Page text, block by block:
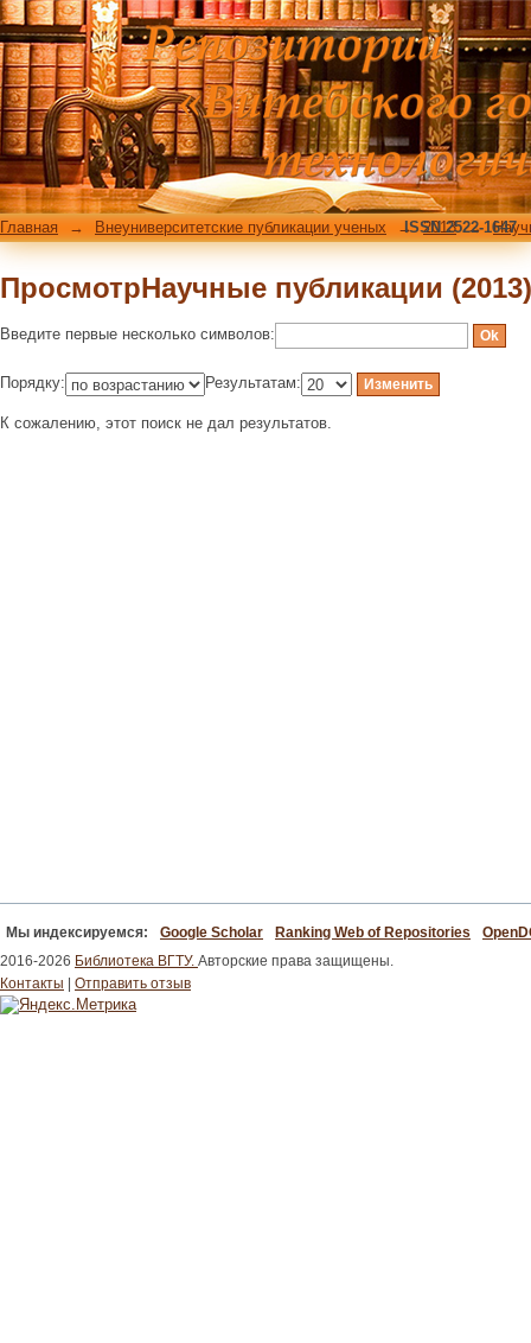
ПросмотрНаучные публикации
Главная → Внеуниверситетские публикации ученых → 2013 →
ISSN 2522-1647
ПросмотрНаучные публикации
Введите первые несколько символов:
Порядку: Результатам:
К сожалению, этот поиск не дал результатов.
Мы индексируемся: Google Scholar Ranking Web of Repositories
2016-2026 Библиотека ВГТУ. Авторские права защищены.
Контакты
Отправить отзыв